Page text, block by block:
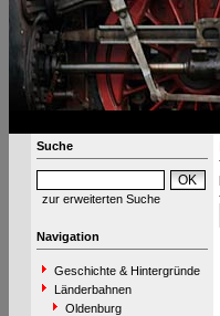
Suche
zur erweiterten Suche
Navigation
Geschichte & Hintergründe
Länderbahnen
Oldenburg